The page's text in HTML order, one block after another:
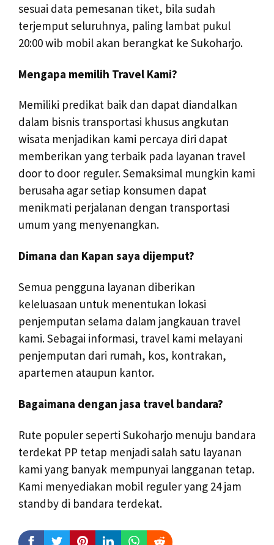
sesuai data pemesanan tiket, bila sudah
terjemput seluruhnya, paling lambat pukul
20:00 wib mobil akan berangkat ke Sukoharjo.
Mengapa memilih Travel Kami?
Memiliki predikat baik dan dapat diandalkan
dalam bisnis transportasi khusus angkutan
wisata menjadikan kami percaya diri dapat
memberikan yang terbaik pada layanan travel
door to door reguler. Semaksimal mungkin kami
berusaha agar setiap konsumen dapat
menikmati perjalanan dengan transportasi
umum yang menyenangkan.
Dimana dan Kapan saya dijemput?
Semua pengguna layanan diberikan
keleluasaan untuk menentukan lokasi
penjemputan selama dalam jangkauan travel
kami. Sebagai informasi, travel kami melayani
penjemputan dari rumah, kos, kontrakan,
apartemen ataupun kantor.
Bagaimana dengan jasa travel bandara?
Rute populer seperti Sukoharjo menuju bandara
terdekat PP tetap menjadi salah satu layanan
kami yang banyak mempunyai langganan tetap.
Kami menyediakan mobil reguler yang 24 jam
standby di bandara terdekat.